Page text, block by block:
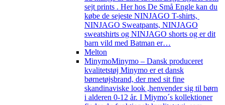
sejt prints . Her hos De Små Engle kan du
købe de sejeste NINJAGO T-shirts,
NINJAGO Sweatpants, NINJAGO
sweatshirts og NINJAGO shorts og er dit
barn vild med Batman er…
Melton
MinymoMinymo – Dansk produceret
kvalitetstøj Minymo er et dansk
børnetøjsbrand, der med sit fine
skandinaviske look ,henvender sig til børn
i alderen 0-12 år. I Miymo´s kollektioner